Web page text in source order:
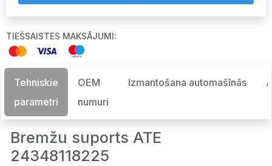
TIEŠSAISTES MAKSĀJUMI:
Tehniskie
parametri
OEM
numuri
Izmantošana automašīnās
Bremžu suports ATE
24348118225